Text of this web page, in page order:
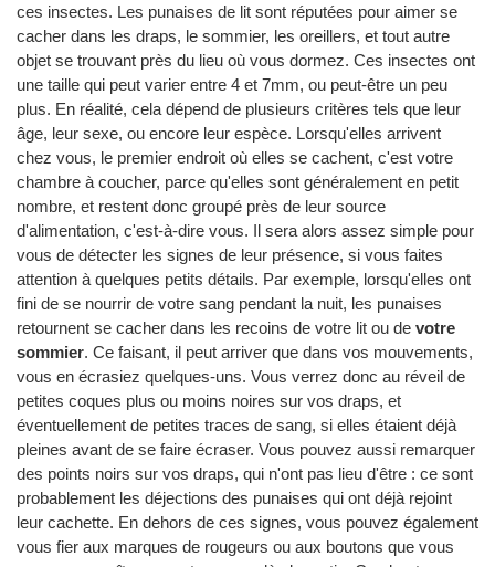
ces insectes. Les punaises de lit sont réputées pour aimer se
cacher dans les draps, le sommier, les oreillers, et tout autre
objet se trouvant près du lieu où vous dormez. Ces insectes ont
une taille qui peut varier entre 4 et 7mm, ou peut-être un peu
plus. En réalité, cela dépend de plusieurs critères tels que leur
âge, leur sexe, ou encore leur espèce. Lorsqu'elles arrivent
chez vous, le premier endroit où elles se cachent, c'est votre
chambre à coucher, parce qu'elles sont généralement en petit
nombre, et restent donc groupé près de leur source
d'alimentation, c'est-à-dire vous. Il sera alors assez simple pour
vous de détecter les signes de leur présence, si vous faites
attention à quelques petits détails. Par exemple, lorsqu'elles ont
fini de se nourrir de votre sang pendant la nuit, les punaises
retournent se cacher dans les recoins de votre lit ou de votre
sommier. Ce faisant, il peut arriver que dans vos mouvements,
vous en écrasiez quelques-uns. Vous verrez donc au réveil de
petites coques plus ou moins noires sur vos draps, et
éventuellement de petites traces de sang, si elles étaient déjà
pleines avant de se faire écraser. Vous pouvez aussi remarquer
des points noirs sur vos draps, qui n'ont pas lieu d'être : ce sont
probablement les déjections des punaises qui ont déjà rejoint
leur cachette. En dehors de ces signes, vous pouvez également
vous fier aux marques de rougeurs ou aux boutons que vous